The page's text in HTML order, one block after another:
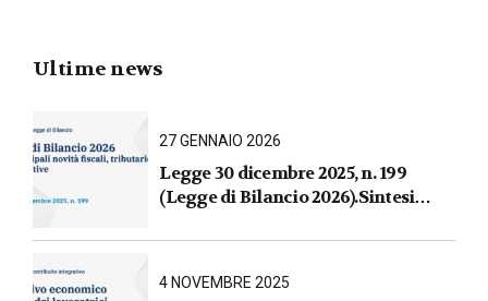
Ultime news
27 GENNAIO 2026
Legge 30 dicembre 2025, n. 199
(Legge di Bilancio 2026).Sintesi
fiscali, tributarie, contributive e per
4 NOVEMBRE 2025